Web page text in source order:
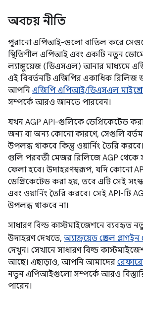
অবচয় নীতি
পুরানো এপিআই-গুলো বাতিল করে
স্থিতিশীল এপিআই এবং একটি নতুন
ল্যাঙ্গুয়েজ (ডিএসএল) আনার মাধ্যমে
এই বিবর্তনটি এজিপির একাধিক রিলিজ
আপনি এজিপি এপিআই/ডিএসএল
সম্পর্কে আরও জানতে পারবেন।
যখন AGP API-গুলিকে ডেপ্রিকেটেড করা
জন্য বা অন্য কোনো কারণে, সেগুলি
উপলব্ধ থাকবে কিন্তু ওয়ার্নিং তৈরি
গুলি পরবর্তী মেজর রিলিজে AGP থেকে
ফেলা হবে। উদাহরণস্বরূপ, যদি কোনো
ডেপ্রিকেটেড করা হয়, তবে এটি সেই
এবং ওয়ার্নিং তৈরি করবে। সেই API-টি
উপলব্ধ থাকবে না।
সাধারণ বিল্ড কাস্টমাইজেশনে ব্যবহৃত
উদাহরণ দেখতে, অ্যান্ড্রয়েড গ্রেডল
দেখুন। সেখানে সাধারণ বিল্ড
আছে। এছাড়াও, আপনি আমাদের
নতুন এপিআইগুলো সম্পর্কে আরও
পারেন।